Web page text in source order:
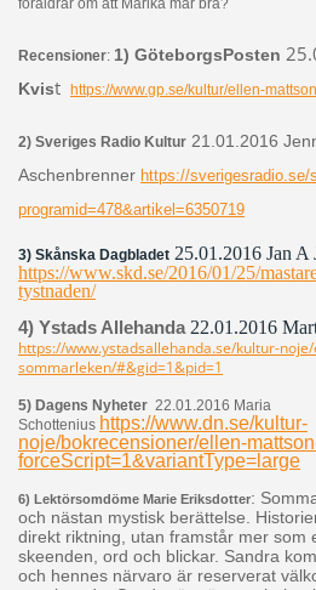
föräldrar om att Marika mår bra?
Recensioner: 1) GöteborgsPosten
Kvist https://www.gp.se/kultur/ellen-
2) Sveriges Radio Kultur21.01.2016
Aschenbrenner https://
programid=478&artikel=6350719
3) Skånska Dagbladet25.01.2016 Jan A
https://www.skd.se/2016/01/25/
tystnaden/
4) Ystads Allehanda 22.01.2016
https://www.ystadsallehanda.se/kultur-
sommarleken/#&gid=1&pid=1
5) Dagens Nyheter 22.01.2016 Maria
Schottenius https://www.dn.se/kultur-
noje/bokrecensioner/ellen-
forceScript=1&variantType=large
6) Lektörsomdöme Marie Eriksdotter:
och nästan mystisk berättelse.
direkt riktning, utan framstår mer som
skeenden, ord och blickar. Sandra
och hennes närvaro är reserverat